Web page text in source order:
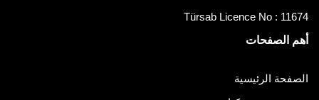
Türsab Licence No : 11674
أهم الصفحات
الصفحة الرئيسية